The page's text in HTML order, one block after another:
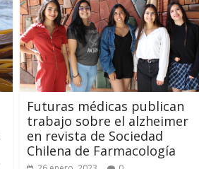
Futuras médicas publican
trabajo sobre el alzheimer
en revista de Sociedad
Chilena de Farmacología